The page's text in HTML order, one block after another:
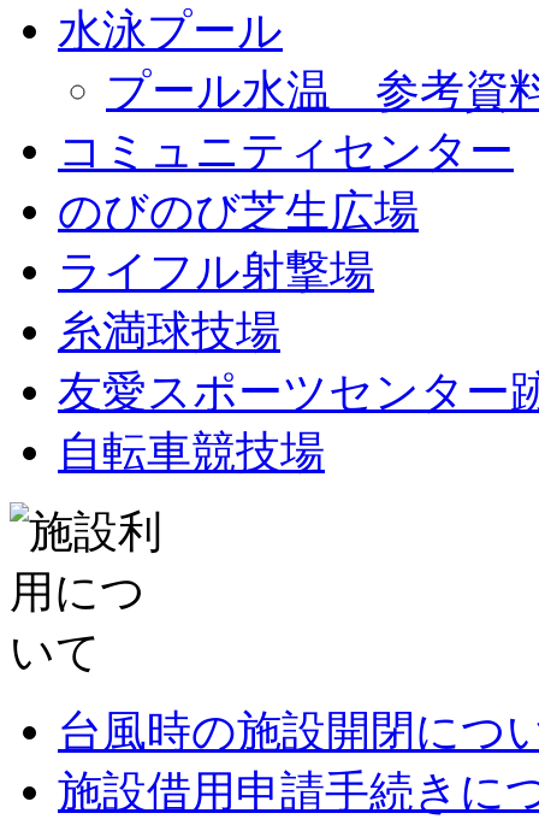
水泳プール
プール水温 参考資
コミュニティセンター
のびのび芝生広場
ライフル射撃場
糸満球技場
友愛スポーツセンター
自転車競技場
台風時の施設開閉につ
施設借用申請手続きに